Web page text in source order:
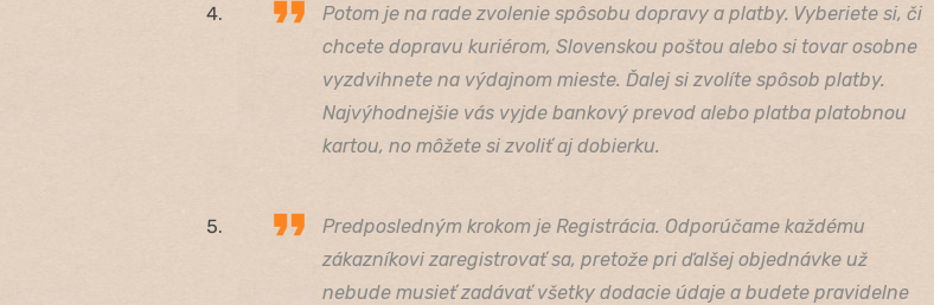
Potom je na rade zvolenie spôsobu dopravy a platby. Vyberiete si, či
chcete dopravu kuriérom, Slovenskou poštou alebo si tovar osobne
vyzdvihnete na výdajnom mieste. Ďalej si zvolíte spôsob platby.
Najvýhodnejšie vás vyjde bankový prevod alebo platba platobnou
kartou, no môžete si zvoliť aj dobierku.
Predposledným krokom je Registrácia. Odporúčame každému
zákazníkovi zaregistrovať sa, pretože pri ďalšej objednávke už
nebude musieť zadávať všetky dodacie údaje a budete pravidelne